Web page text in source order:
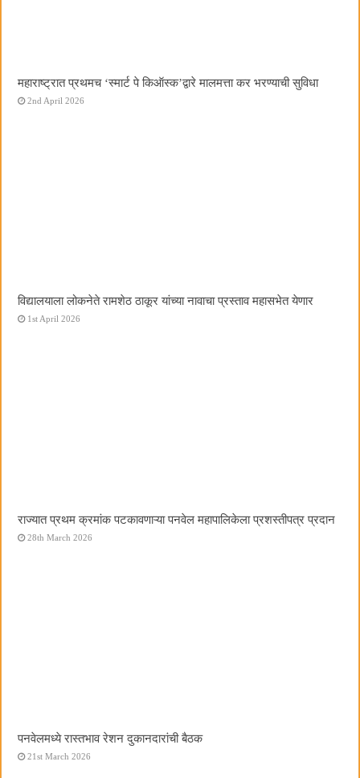
महाराष्ट्रात प्रथमच ‌‘स्मार्ट पे किऑस्क‌’द्वारे मालमत्ता कर भरण्याची सुविधा
2nd April 2026
विद्यालयाला लोकनेते रामशेठ ठाकूर यांच्या नावाचा प्रस्ताव महासभेत येणार
1st April 2026
राज्यात प्रथम क्रमांक पटकावणाऱ्या पनवेल महापालिकेला प्रशस्तीपत्र प्रदान
28th March 2026
पनवेलमध्ये रास्तभाव रेशन दुकानदारांची बैठक
21st March 2026